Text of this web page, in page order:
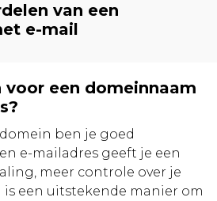
van een
e-mail
voor een domeinnaam
ben je goed
e-mailadres geeft je een
meer controle over je
een uitstekende manier om